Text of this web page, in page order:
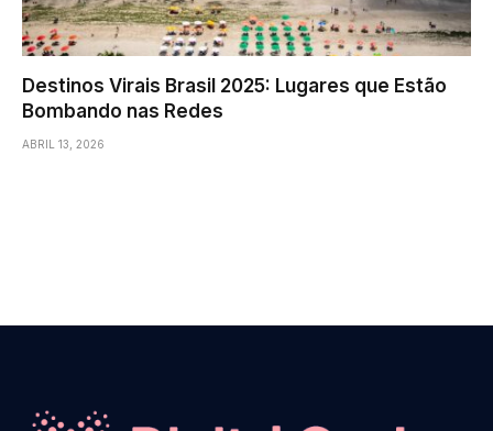
Destinos Virais Brasil 2025: Lugares que Estão
Bombando nas Redes
ABRIL 13, 2026